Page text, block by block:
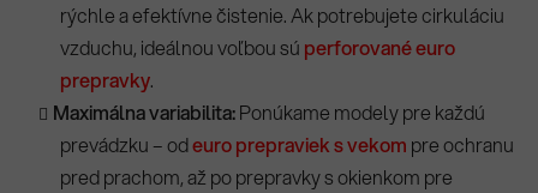
rýchle a efektívne čistenie. Ak potrebujete cirkuláciu
vzduchu, ideálnou voľbou sú perforované euro
prepravky.
Maximálna variabilita:Ponúkame modely pre každú
prevádzku – odeuro prepraviek s vekom pre ochranu
pred prachom, až po prepravky s okienkom pre